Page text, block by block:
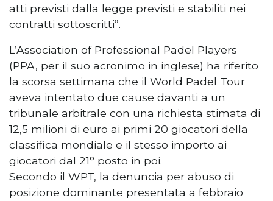
atti previsti dalla legge previsti e stabiliti nei
contratti sottoscritti”.
L’Association of Professional Padel Players
(PPA, per il suo acronimo in inglese) ha riferito
la scorsa settimana che il World Padel Tour
aveva intentato due cause davanti a un
tribunale arbitrale con una richiesta stimata di
12,5 milioni di euro ai primi 20 giocatori della
classifica mondiale e il stesso importo ai
giocatori dal 21° posto in poi.
Secondo il WPT, la denuncia per abuso di
posizione dominante presentata a febbraio